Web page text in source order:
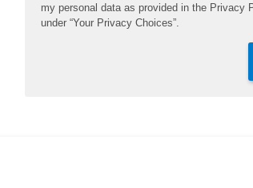
my personal data as provided in the Privacy
under “Your Privacy Choices”.